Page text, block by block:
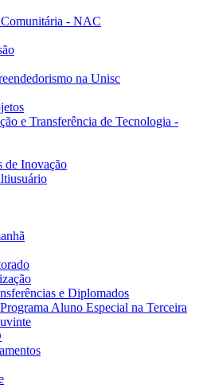
- NAC
na Unisc
e Transferência de Tecnologia -
de Inovação
e Diplomados
Aluno Especial na Terceira